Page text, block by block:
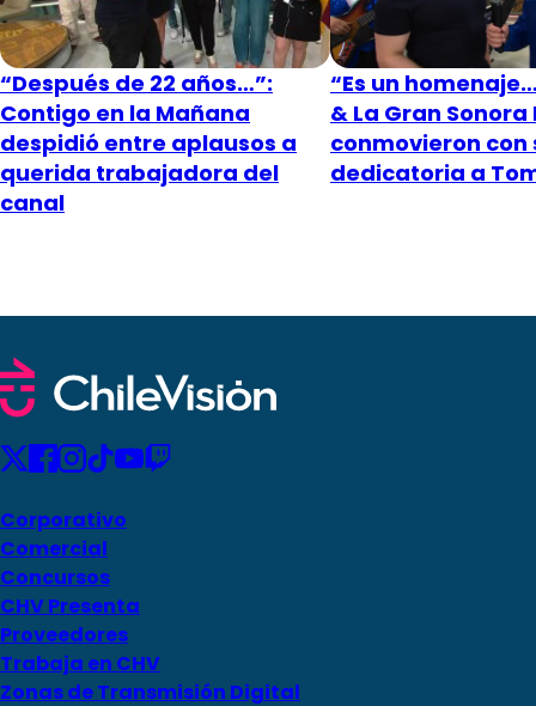
“Después de 22 años…”:
Contigo en la Mañana
despidió entre aplausos a
querida trabajadora del
canal
“Es un
& La Gran Sonora
conmovieron con
dedicatoria a
Corporativo
Comercial
Concursos
CHV Presenta
Proveedores
Trabaja en CHV
Zonas de Transmisión Digital